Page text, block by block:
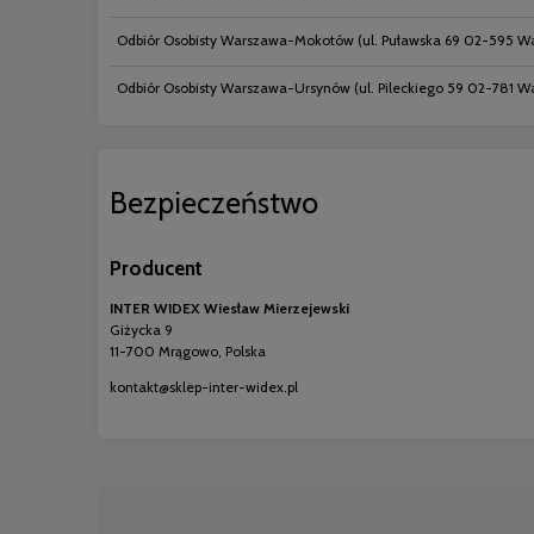
Odbiór Osobisty Warszawa-Mokotów (ul. Puławska 69 02-595
Odbiór Osobisty Warszawa-Ursynów (ul. Pileckiego 59 02-781
Bezpieczeństwo
Producent
INTER WIDEX Wiesław Mierzejewski
Giżycka 9
11-700 Mrągowo, Polska
kontakt@sklep-inter-widex.pl